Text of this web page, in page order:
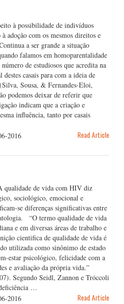
à possibilidade de indivíduos
à adoção com os mesmos direitos e
a ser grande a situação
falamos em homoparentalidade
de estudiosos que acredita na
casais para com a ideia de
Sousa, & Fernandes-Eloi,
podemos deixar de referir que
indicam que a criação e
influência, tanto por casais
2016 Read Article
qualidade de vida com HIV diz
sociológico, emocional e
se diferenças significativas entre
“O termo qualidade de vida
e em diversas áreas de trabalho e
cientifica de qualidade de vida é
utilizada como sinônimo de estado
estar psicológico, felicidade com a
e avaliação da própria vida.”
Segundo Seidl, Zannon e Tróccoli
…
2016 Read Article